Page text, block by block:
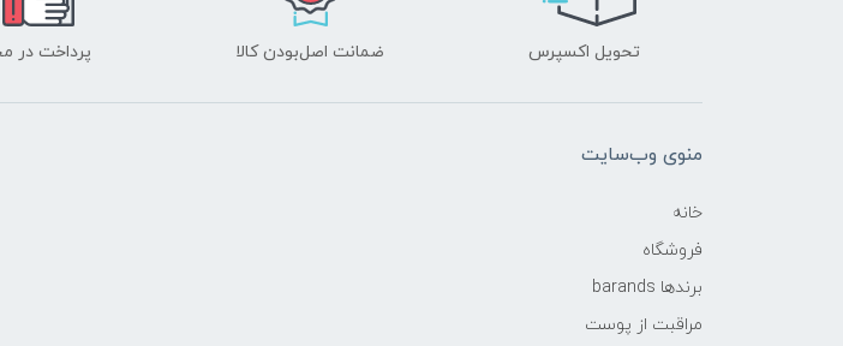
تحویل اکسپرس ضمانت اصل‌بودن کالا پرداخت در
منوی وب‌سایت
خانه
فروشگاه
برندها barands
مراقبت از پوست